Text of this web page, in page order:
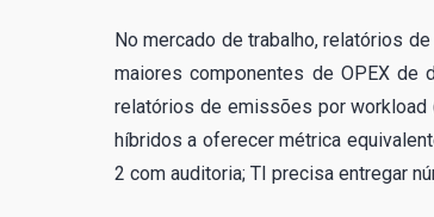
No mercado de trabalho, relatórios
maiores componentes de OPEX de
relatórios de emissões por workload
híbridos a oferecer métrica
2 com auditoria; TI precisa entregar